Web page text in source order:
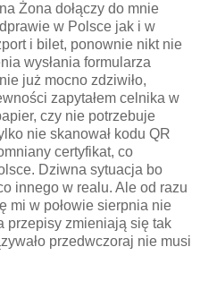
Żona dołączy do mnie
w Polsce jak i w
i bilet, ponownie nikt nie
wysłania formularza
już mocno zdziwiło,
zapytałem celnika w
czy nie potrzebuje
nie skanował kodu QR
certyfikat, co
Dziwna sytuacja bo
innego w realu. Ale od razu
mi w połowie sierpnia nie
przepisy zmieniają się tak
przedwczoraj nie musi